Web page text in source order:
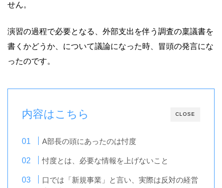
せん。
演習の過程で必要となる、外部支出を伴う調査の稟議書を
書くかどうか、について議論になった時、冒頭の発言にな
ったのです。
CLOSE
内容はこちら
A部長の頭にあったのは忖度
忖度とは、必要な情報を上げないこと
口では「新規事業」と言い、実際は反対の経営